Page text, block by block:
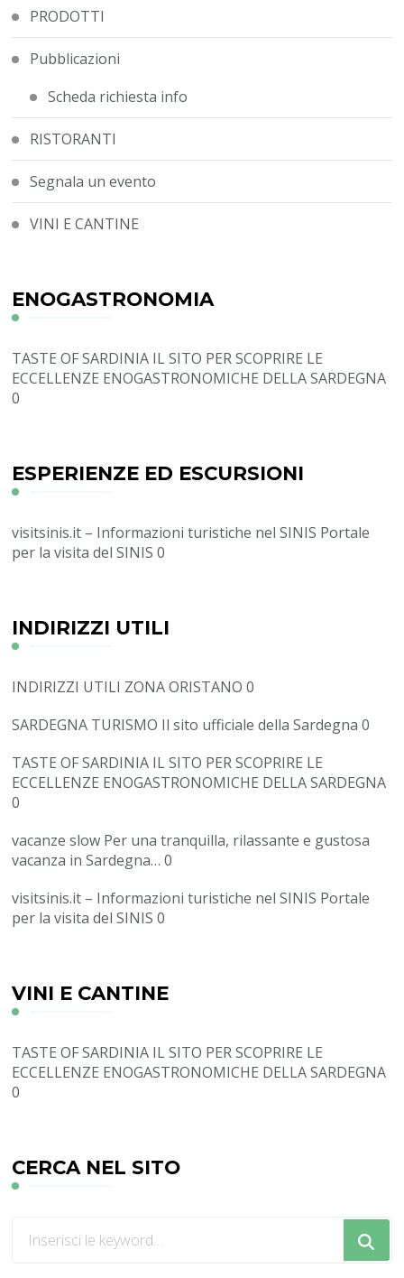
PRODOTTI
Pubblicazioni
Scheda richiesta info
RISTORANTI
Segnala un evento
VINI E CANTINE
ENOGASTRONOMIA
TASTE OF SARDINIA IL SITO PER SCOPRIRE LE
ECCELLENZE ENOGASTRONOMICHE DELLA SARDEGNA
0
ESPERIENZE ED ESCURSIONI
visitsinis.it – Informazioni turistiche nel SINIS Portale
per la visita del SINIS 0
INDIRIZZI UTILI
INDIRIZZI UTILI ZONA ORISTANO 0
SARDEGNA TURISMO Il sito ufficiale della Sardegna 0
TASTE OF SARDINIA IL SITO PER SCOPRIRE LE
ECCELLENZE ENOGASTRONOMICHE DELLA SARDEGNA
0
vacanze slow Per una tranquilla, rilassante e gustosa
vacanza in Sardegna… 0
visitsinis.it – Informazioni turistiche nel SINIS Portale
per la visita del SINIS 0
VINI E CANTINE
TASTE OF SARDINIA IL SITO PER SCOPRIRE LE
ECCELLENZE ENOGASTRONOMICHE DELLA SARDEGNA
0
CERCA NEL SITO
qualcosa?